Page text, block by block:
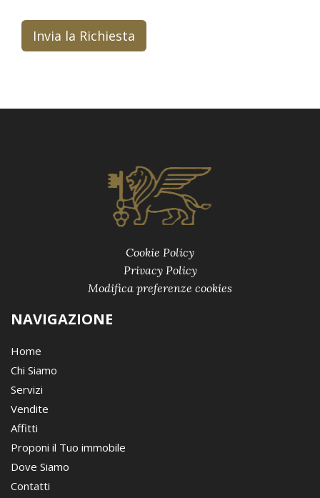
Invia la Richiesta
Cookie Policy
Privacy Policy
Modifica preferenze cookies
NAVIGAZIONE
Home
Chi Siamo
Servizi
Vendite
Affitti
Proponi il Tuo immobile
Dove Siamo
Contatti